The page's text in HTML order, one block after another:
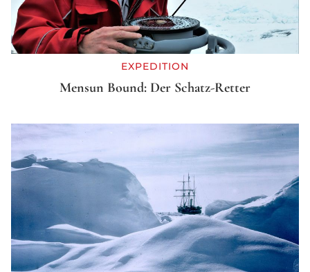
EXPEDITION
Mensun Bound: Der Schatz-Retter